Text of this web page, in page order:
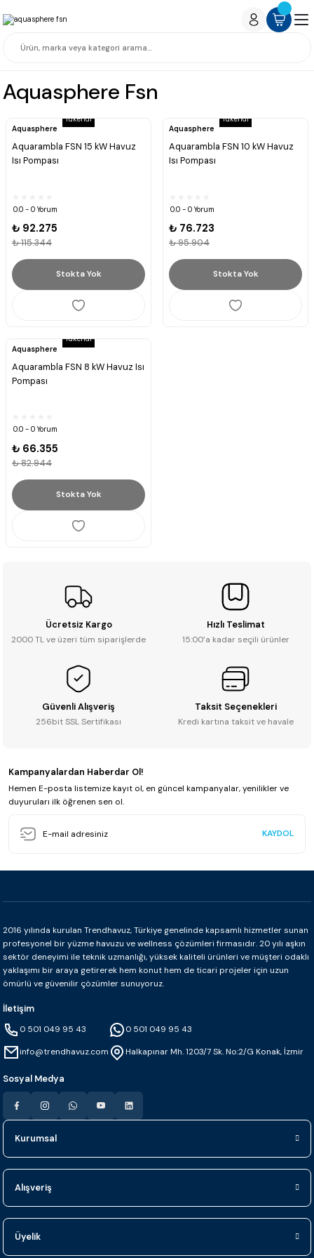
Aquasphere Fsn
Tükendi
Aquasphere
Aquarambla FSN 15 kW Havuz
Isı Pompası
0.0 - 0 Yorum
₺ 92.275
₺ 115.344
Stokta Yok
Tükendi
Aquasphere
Aquarambla FSN 10 kW Havuz
Isı Pompası
0.0 - 0 Yorum
₺ 76.723
₺ 95.904
Stokta Yok
Tükendi
Aquasphere
Aquarambla FSN 8 kW Havuz Isı
Pompası
0.0 - 0 Yorum
₺ 66.355
₺ 82.944
Stokta Yok
Ücretsiz Kargo
2000 TL ve üzeri tüm siparişlerde
Hızlı Teslimat
15:00’a kadar seçili ürünler
Güvenli Alışveriş
256bit SSL Sertifikası
Taksit Seçenekleri
Kredi kartına taksit ve havale
Kampanyalardan Haberdar Ol!
Hemen E-posta listemize kayıt ol, en güncel kampanyalar, yenilikler ve
duyuruları ilk öğrenen sen ol.
KAYDOL
2016 yılında kurulan Trendhavuz, Türkiye genelinde kapsamlı hizmetler sunan
profesyonel bir yüzme havuzu ve wellness çözümleri firmasıdır. 20 yılı aşkın
sektör deneyimi ile teknik uzmanlığı, yüksek kaliteli ürünleri ve müşteri odaklı
yaklaşımı bir araya getirerek hem konut hem de ticari projeler için uzun
ömürlü ve güvenilir çözümler sunuyoruz.
İletişim
0 501 049 95 43
info@trendhavuz.com
0 501 049 95 43
Halkapınar Mh. 1203/7 Sk. No:2/G Konak, İzmir
Sosyal Medya
Kurumsal
Alışveriş
Üyelik